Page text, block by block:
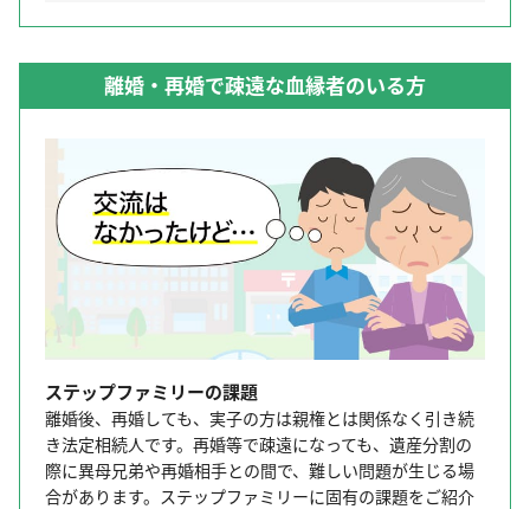
離婚・再婚で疎遠な血縁者のいる方
ステップファミリーの課題
離婚後、再婚しても、実子の方は親権とは関係なく引き続
き法定相続人です。再婚等で疎遠になっても、遺産分割の
際に異母兄弟や再婚相手との間で、難しい問題が生じる場
合があります。ステップファミリーに固有の課題をご紹介